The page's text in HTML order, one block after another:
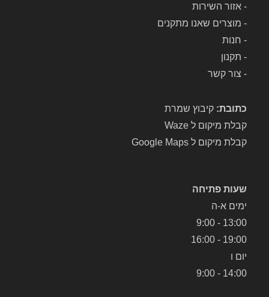
-אזור השירות
- מוצרים שאנו מתקנים
- חנות
- תקנון
- צור קשר
כתובת: קיבוץ שמרת
קבלת מיקום ל Waze
קבלת מיקום ל Google Maps
שעות פתיחה
ימים א-ה
13:00 - 9:00
19:00 - 16:00
יום ו
14:00 - 9:00